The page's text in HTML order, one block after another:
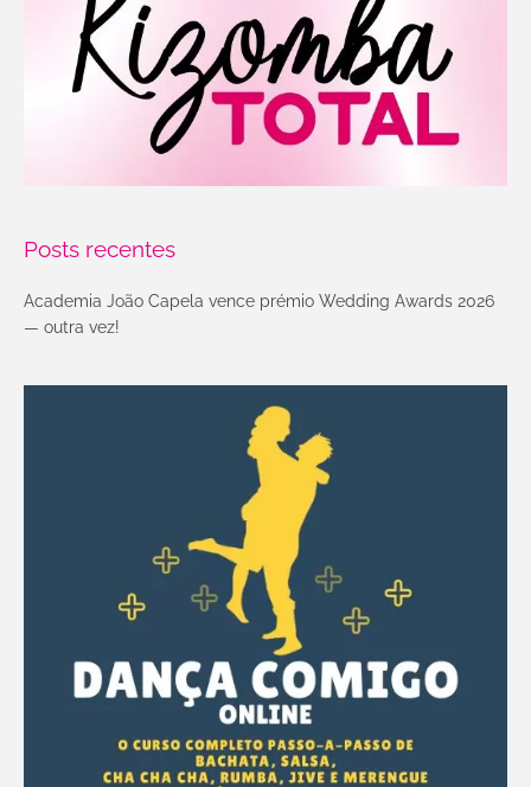
Posts recentes
Academia João Capela vence prémio Wedding Awards 2026
— outra vez!